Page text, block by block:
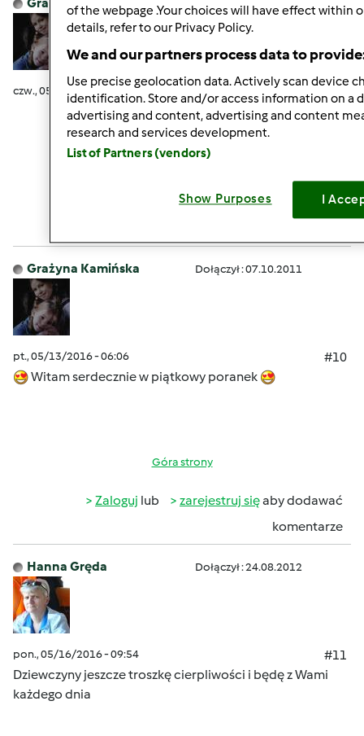
Dołączył : 07.10.2011
czw., 05/12/2016 - 19:14
zarejestruj sięaby dodawać
Grażyna Kamińska Dołączył : 07.10.2011
pt., 05/13/2016 - 06:06
#10
Witam serdecznie w piątkowy poranek
Góra strony
Zaloguj lub zarejestruj sięaby dodawać
komentarze
Hanna Gręda Dołączył : 24.08.2012
pon., 05/16/2016 - 09:54
#11
Dziewczyny jeszcze troszkę cierpliwości i będę z Wami
każdego dnia
of the webpage .Your choices will have effect within
details, refer to our Privacy Policy.
We and our partners process data to
Use precise geolocation data. Actively scan device
identification. Store and/or access information on a
advertising and content, advertising and content
research and services development.
List of Partners (vendors)
Show Purposes I